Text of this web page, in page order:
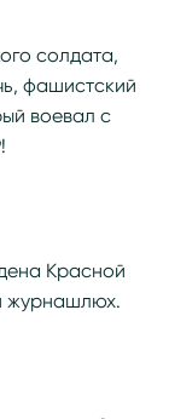
солдата,
фашистский
воевал с
Красной
журнашлюх.